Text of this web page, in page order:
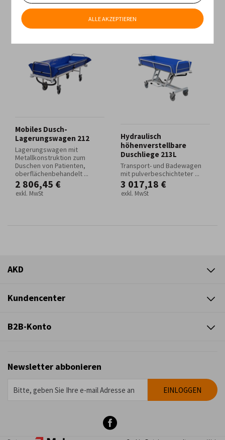
Älteste Produkte
Mobiles Dusch-
Lagerungswagen 212
Lagerungswagen mit
Metallkonstruktion zum
Duschen von Patienten,
oberflächenbehandelt ...
2 806,45 €
exkl. MwSt
Hydraulisch
höhenverstellbare
Duschliege 213L
Transport- und Badewagen
mit pulverbeschichteter ...
3 017,18 €
exkl. MwSt
AKD
Kundencenter
B2B-Konto
Newsletter abbonieren
ALLE AKZEPTIEREN